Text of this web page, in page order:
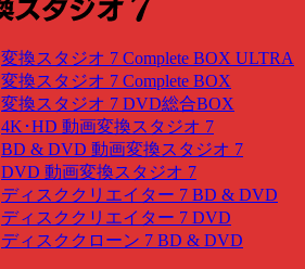
変換スタジオ 7 Complete BOX ULTRA
変換スタジオ 7 Complete BOX
変換スタジオ 7 DVD総合BOX
4K･HD 動画変換スタジオ 7
BD & DVD 動画変換スタジオ 7
DVD 動画変換スタジオ 7
ディスククリエイター 7 BD & DVD
ディスククリエイター 7 DVD
ディスククローン 7 BD & DVD